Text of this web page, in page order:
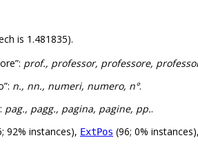
is 1.481835).
prof., professor, professore,
n., nn., numeri, numero, n°.
pag., pagg., pagina, pagine, pp..
92% instances), ExtPos (96; 0% instances),